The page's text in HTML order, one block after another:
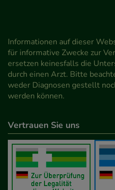
Informationen auf dieser
für informative Zwecke zur
ersetzen keinesfalls die
durch einen Arzt. Bitte
weder Diagnosen gestellt
werden können.
Vertrauen Sie uns